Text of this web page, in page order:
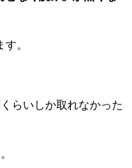
。
らいしか取れなかった
。